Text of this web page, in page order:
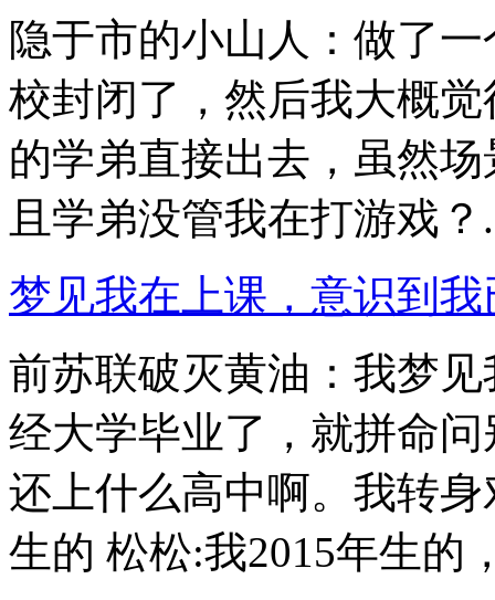
隐于市的小山人：做了
校封闭了，然后我大概
的学弟直接出去，虽然
且学弟没管我在打游戏？
梦见我在上课，意识到
前苏联破灭黄油：我梦
经大学毕业了，就拼命
还上什么高中啊。我转
生的 松松:我2015年生的